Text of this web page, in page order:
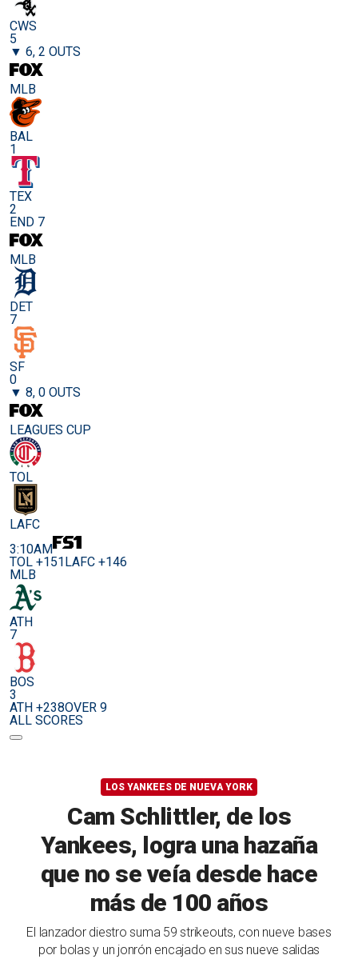
CWS
5
▼ 6, 2 OUTS
MLB
BAL
1
TEX
2
END 7
MLB
DET
7
SF
0
▼ 8, 0 OUTS
LEAGUES CUP
TOL
LAFC
3:10AM
TOL +151LAFC +146
MLB
ATH
7
BOS
3
ATH +238OVER 9
ALL SCORES
LOS YANKEES DE NUEVA YORK
Cam Schlittler, de los
Yankees, logra una hazaña
que no se veía desde hace
más de 100 años
El lanzador diestro suma 59 strikeouts, con nueve bases
por bolas y un jonrón encajado en sus nueve salidas